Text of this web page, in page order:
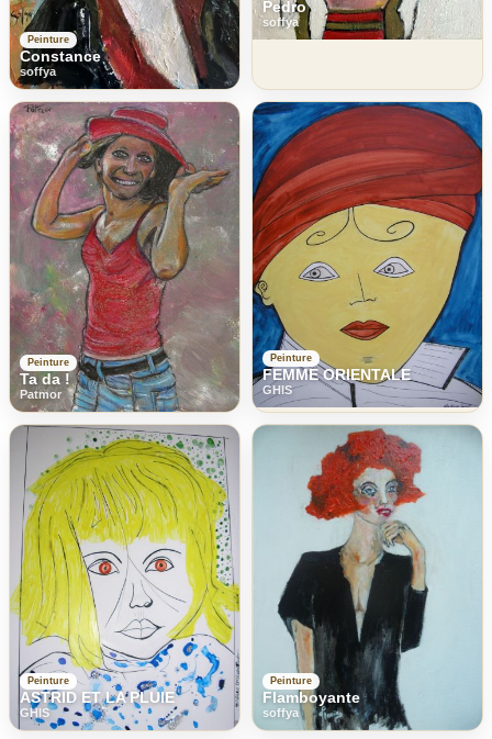
Peinture
Constance
soffya
Pedro
soffya
Peinture
Ta da !
Patmor
Peinture
FEMME ORIENTALE
GHIS
Peinture
ASTRID ET LA PLUIE
GHIS
Peinture
Flamboyante
soffya